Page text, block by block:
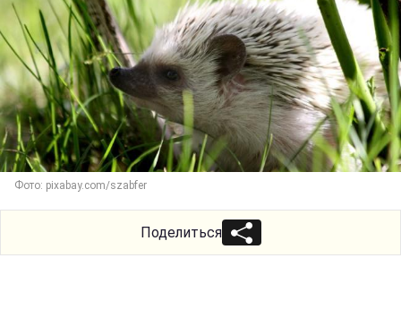
Фото: pixabay.com/szabfer
Поделиться